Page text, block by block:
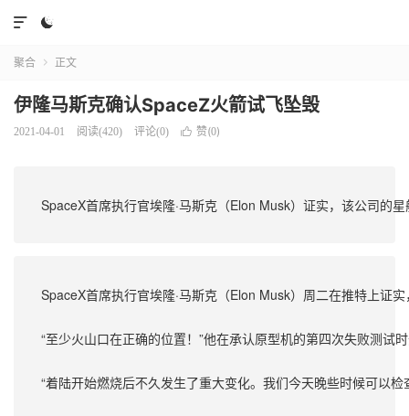


聚合  正文
伊隆马斯克确认SpaceZ火箭试飞坠毁
2021-04-01 阅读(420) 评论(0)  赞(0)
SpaceX首席执行官埃隆·马斯克（Elon Musk）证实，该公司的
SpaceX首席执行官埃隆·马斯克（Elon Musk）周二在推特上证
“至少火山口在正确的位置！”他在承认原型机的第四次失败测试
“着陆开始燃烧后不久发生了重大变化。我们今天晚些时候可以